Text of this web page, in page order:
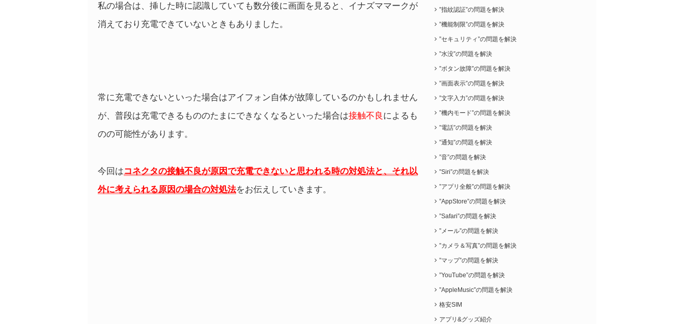
私の場合は、挿した時に認識していても数分後に画面を見ると、イナズママークが
消えており充電できていないときもありました。
常に充電できないといった場合はアイフォン自体が故障しているのかもしれません
が、普段は充電できるもののたまにできなくなるといった場合は接触不良 によるも
のの可能性があります。
今回はコネクタの接触不良が原因で充電できないと思われる時の対処法と、それ以
外に考えられる原因の場合の対処法をお伝えしていきます。
”指紋認証”の問題を解決
”機能制限”の問題を解決
”セキュリティ”の問題を解決
”水没”の問題を解決
”ボタン故障”の問題を解決
”画面表示”の問題を解決
”文字入力”の問題を解決
”機内モード”の問題を解決
”電話”の問題を解決
”通知”の問題を解決
”音”の問題を解決
”Siri”の問題を解決
”アプリ全般”の問題を解決
”AppStore”の問題を解決
”Safari”の問題を解決
”メール”の問題を解決
”カメラ＆写真”の問題を解決
”マップ”の問題を解決
”YouTube”の問題を解決
”AppleMusic”の問題を解決
格安SIM
アプリ&グッズ紹介